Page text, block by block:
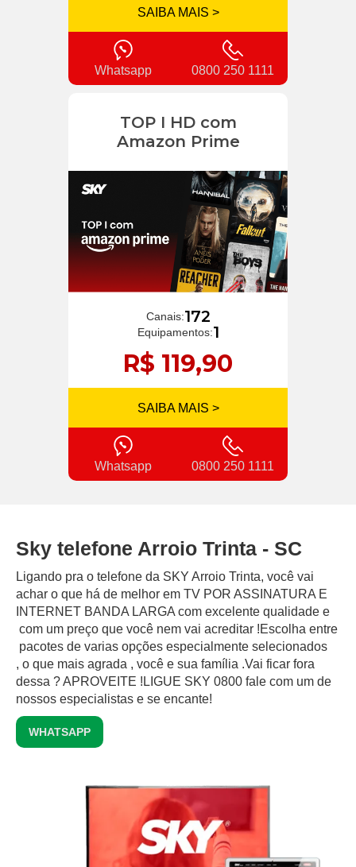
SAIBA MAIS >
Whatsapp 0800 250 1111
TOP I HD com
Amazon Prime
Canais:172
Equipamentos:1
R$ 119,90
SAIBA MAIS >
Whatsapp 0800 250 1111
Sky telefone Arroio Trinta - SC
Ligando pra o telefone da SKY Arroio Trinta, você vai
achar o que há de melhor em TV POR ASSINATURA E
INTERNET BANDA LARGA com excelente qualidade e
com um preço que você nem vai acreditar !Escolha entre
pacotes de varias opções especialmente selecionados
, o que mais agrada , você e sua família .Vai ficar fora
dessa ? APROVEITE !LIGUE SKY 0800 fale com um de
nossos especialistas e se encante!
WHATSAPP